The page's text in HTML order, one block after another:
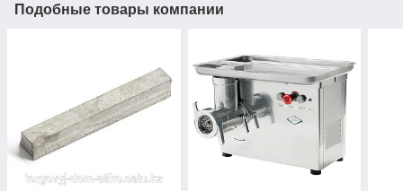
Подобные товары компании